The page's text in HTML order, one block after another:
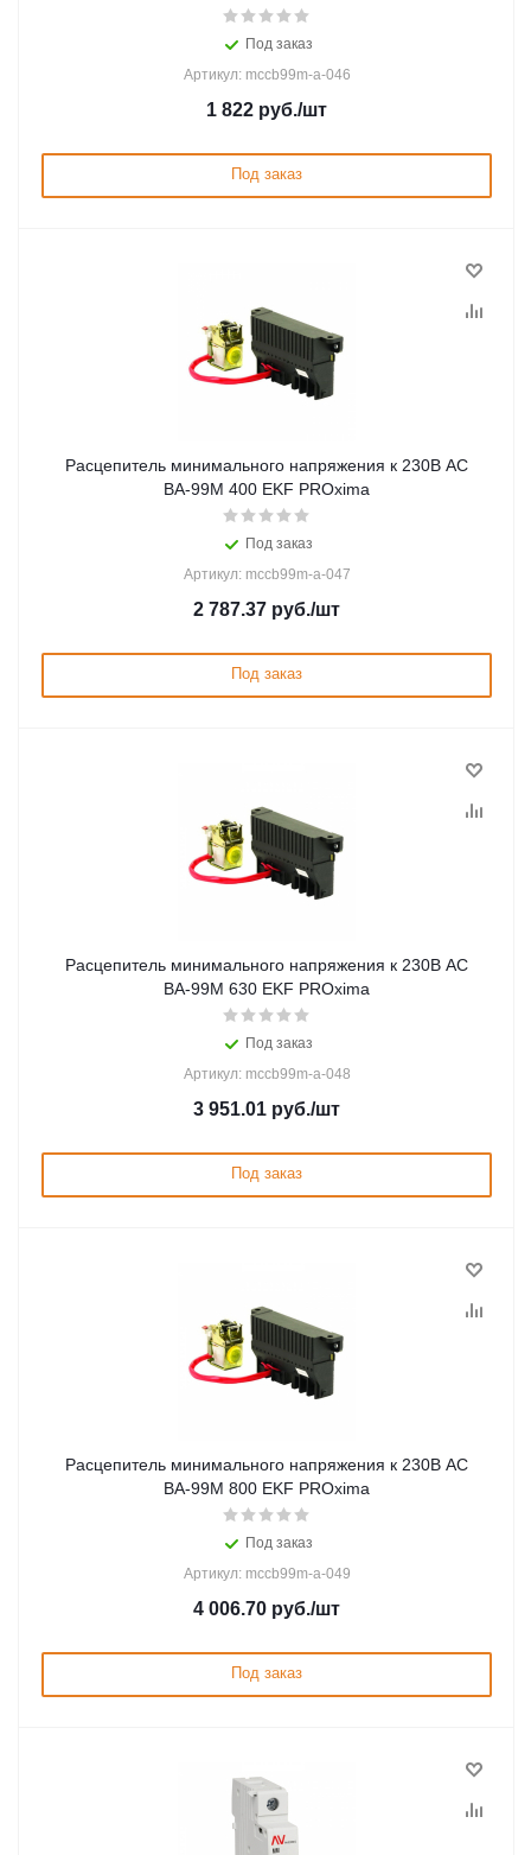
Под заказ
Артикул: mccb99m-a-046
1 822 руб./шт
Под заказ
Расцепитель минимального напряжения к 230В AC
ВА-99М 400 EKF PROxima
Под заказ
Артикул: mccb99m-a-047
2 787.37 руб./шт
Под заказ
Расцепитель минимального напряжения к 230В AC
ВА-99М 630 EKF PROxima
Под заказ
Артикул: mccb99m-a-048
3 951.01 руб./шт
Под заказ
Расцепитель минимального напряжения к 230В AC
ВА-99М 800 EKF PROxima
Под заказ
Артикул: mccb99m-a-049
4 006.70 руб./шт
Под заказ